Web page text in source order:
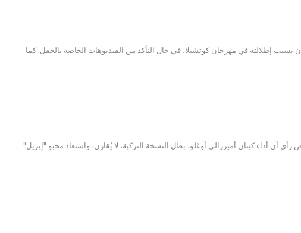
إطلالته في مهرجان كوتشيلا، في حال التأكد من الفيديوهات الخاصة بالحفل. كما
أداء كينان أميرزالي أوغلو، بطل النسخة التركية، لا يُقارن، واستعاد محبو "إيزيل"